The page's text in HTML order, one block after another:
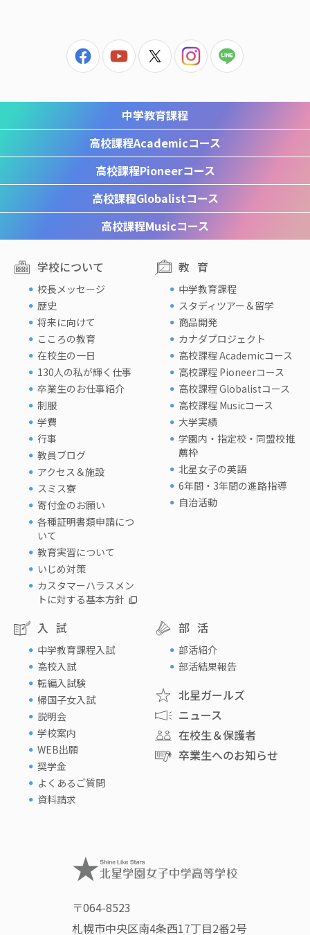
中学教育課程
高校課程Academicコース
高校課程Pioneerコース
高校課程Globalistコース
高校課程Musicコース
学校について
校長メッセージ
歴史
将来に向けて
こころの教育
在校生の一日
130人の私が輝く仕事
卒業生のお仕事紹介
制服
学費
行事
教員ブログ
アクセス＆施設
スミス寮
寄付金のお願い
各種証明書類申請につ
いて
教育実習について
いじめ対策
カスタマーハラスメン
トに対する基本方針
教育
中学教育課程
スタディツアー＆留学
商品開発
カナダプロジェクト
高校課程 Academicコース
高校課程 Pioneerコース
高校課程 Globalistコース
高校課程 Musicコース
大学実績
学園内・指定校・同盟校推
薦枠
北星女子の英語
6年間・3年間の進路指導
自治活動
入試
中学教育課程入試
高校入試
転編入試験
帰国子女入試
説明会
学校案内
WEB出願
奨学金
よくあるご質問
資料請求
部活
部活紹介
部活結果報告
北星ガールズ
ニュース
在校生＆保護者
卒業生へのお知らせ
〒064-8523
札幌市中央区南4条西17丁目2番2号